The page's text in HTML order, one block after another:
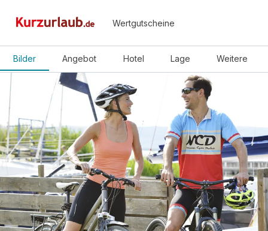
Wertgutscheine
Bilder Angebot Hotel Lage Weitere